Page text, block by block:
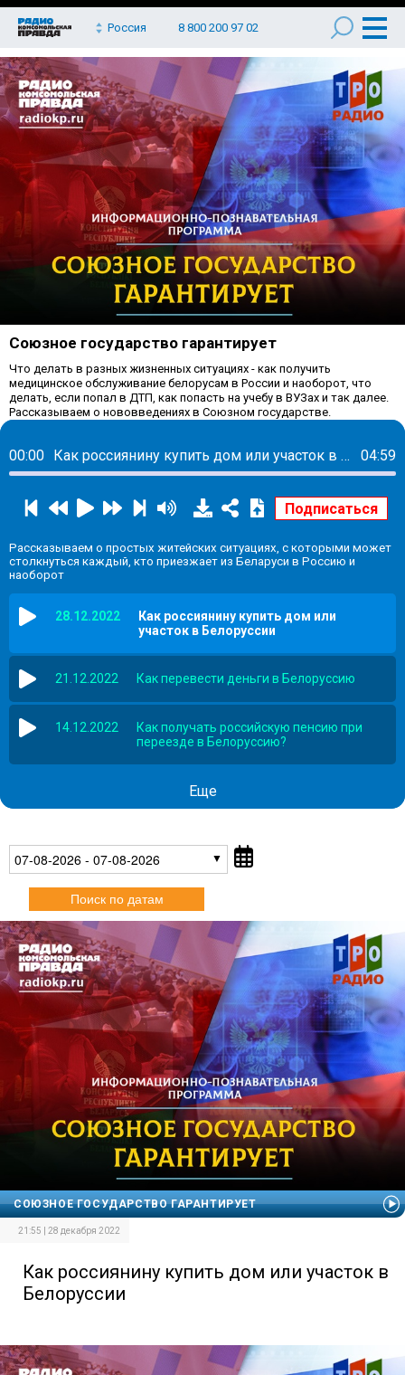
Россия 8 800 200 97 02
Союзное государство гарантирует
Что делать в разных жизненных ситуациях - как получить
медицинское обслуживание белорусам в России и наоборот, что
делать, если попал в ДТП, как попасть на учебу в ВУЗах и так далее.
Рассказываем о нововведениях в Союзном государстве.
00:00 Как россиянину купить дом или участок в Белоруссии 04:59
Рассказываем о простых житейских ситуациях, с которыми может
столкнуться каждый, кто приезжает из Беларуси в Россию и
наоборот
28.12.2022
Как россиянину купить дом или
участок в Белоруссии
21.12.2022 Как перевести деньги в Белоруссию
14.12.2022
Как получать российскую пенсию при
переезде в Белоруссию?
Еще
07-08-2026 - 07-08-2026
Поиск по датам
СОЮЗНОЕ ГОСУДАРСТВО ГАРАНТИРУЕТ
21:55 | 28 декабря 2022
Как россиянину купить дом или участок в
Белоруссии